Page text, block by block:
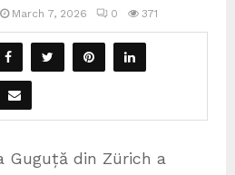
March 7, 2026 0 371
Guguță din Zürich a